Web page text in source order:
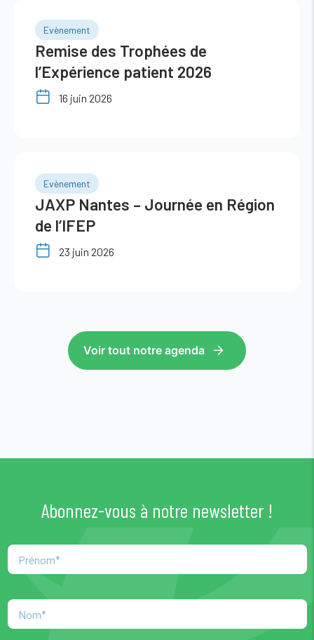
Evènement
Remise des Trophées de
l’Expérience patient 2026
16 juin 2026
Evènement
JAXP Nantes – Journée en Région
de l’IFEP
23 juin 2026
Voir tout notre agenda
Abonnez-vous à notre newsletter !